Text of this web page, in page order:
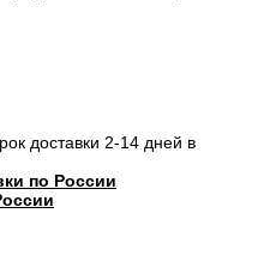
доставки 2-14 дней в
по России